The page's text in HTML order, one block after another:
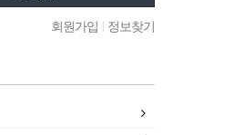
회원가입 정보찾기